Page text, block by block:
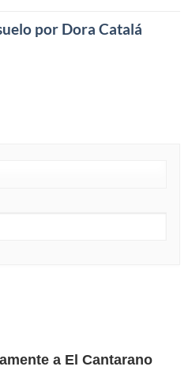
por Dora Catalá
a El Cantarano